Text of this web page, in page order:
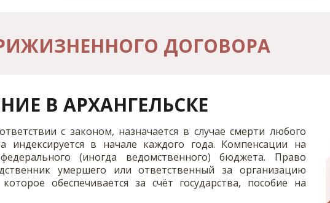
ДОГОВОРА
В АРХАНГЕЛЬСКЕ
с законом, назначается в случае смерти любого
индексируется в начале каждого года. Компенсации на
(иногда ведомственного) бюджета. Право
умершего или ответственный за организацию
обеспечивается за счёт государства, пособие на